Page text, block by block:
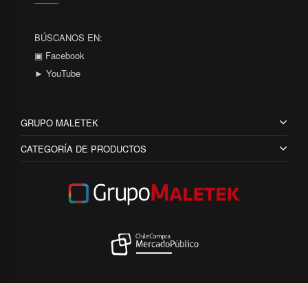
BÚSCANOS EN:
▣ Facebook
► YouTube
GRUPO MALETEK
CATEGORÍA DE PRODUCTOS